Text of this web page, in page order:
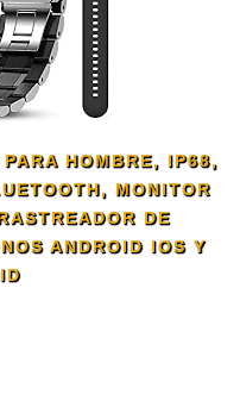
HOMBRE, IP68,
MONITOR
DE
ANDROID IOS Y